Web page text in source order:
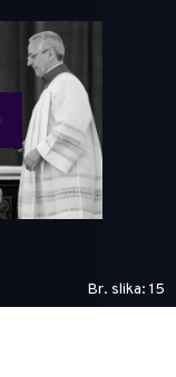
Br. slika: 15